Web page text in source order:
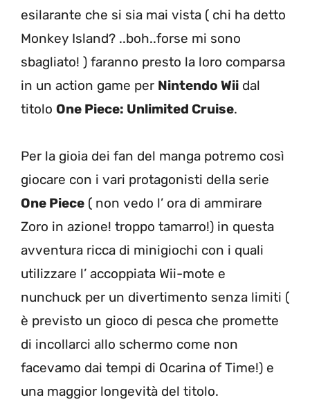
esilarante che si sia mai vista ( chi ha detto
Monkey Island? ..boh..forse mi sono
sbagliato! ) faranno presto la loro comparsa
in un action game per Nintendo Wii dal
titolo One Piece: Unlimited Cruise.
Per la gioia dei fan del manga potremo così
giocare con i vari protagonisti della serie
One Piece ( non vedo l’ ora di ammirare
Zoro in azione! troppo tamarro!) in questa
avventura ricca di minigiochi con i quali
utilizzare l’ accoppiata Wii-mote e
nunchuck per un divertimento senza limiti (
è previsto un gioco di pesca che promette
di incollarci allo schermo come non
facevamo dai tempi di Ocarina of Time!) e
una maggior longevità del titolo.